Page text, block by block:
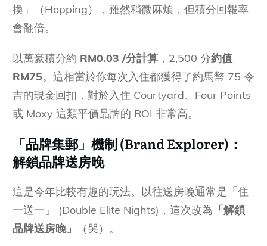
換」（Hopping），雖然稍微麻煩，但積分回報率
會翻倍。
以萬豪積分約 RM0.03 /分計算 ，2,500 分約值
RM75。這相當於你每次入住都獲得了約馬幣 75 令
吉的現金回扣，對於入住 Courtyard、Four Points
或 Moxy 這類平價品牌的 ROI 非常高。
「品牌集郵」機制 (Brand Explorer)：
解鎖品牌送房晚
這是今年比較有趣的玩法。以往送房晚通常是「住
一送一」 (Double Elite Nights)，這次改為 「解鎖
品牌送房晚」
（哭）。